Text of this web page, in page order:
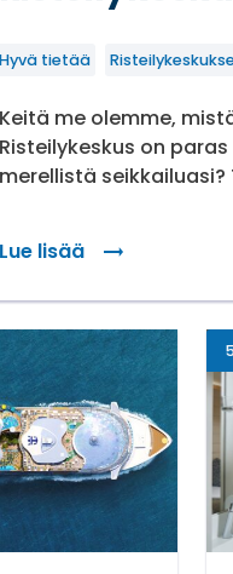
Hyvä tietää
Keitä me olemme,
Risteilykeskus on
merellistä
Lue lisää
: Risteilykeskus – Keitä